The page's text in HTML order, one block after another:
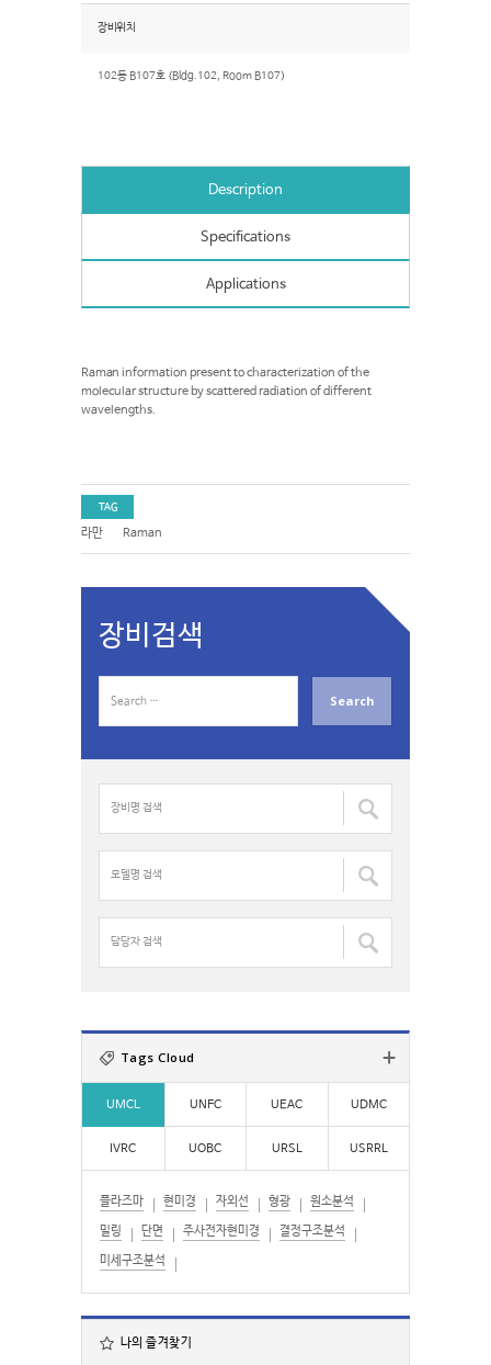
장비위치
102동 B107호 (Bldg.102, Room B107)
Description
Specifications
Applications
Raman information present to characterization of the
molecular structure by scattered radiation of different
wavelengths.
TAG
라만 Raman
장비검색
a
명
색
:
델
명
:자
:
Tags Cloud
UMCL UNFC UEAC UDMC
IVRC UOBC URSL USRRL
플라즈마 현미경 자외선 형광 원소분석
밀링 단면 주사전자현미경 결정구조분석
미세구조분석
나의 즐겨찾기